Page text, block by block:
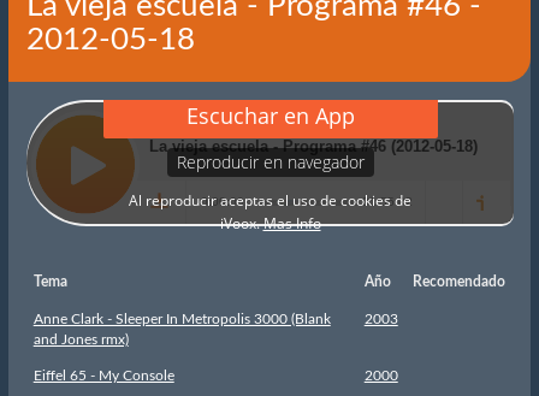
2012-05-18
Tema Año Recomendado
Anne Clark - Sleeper In Metropolis 3000 (Blank
and Jones rmx)
2003
Eiffel 65 - My Console 2000